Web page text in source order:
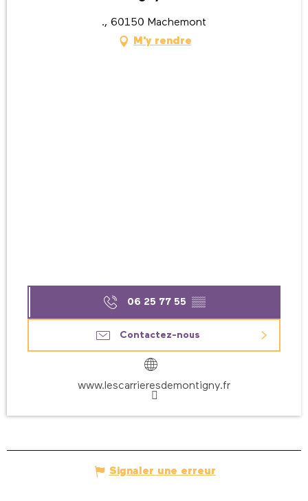
., 60150 Machemont
M'y rendre
06 25 77 55 ▒▒
Contactez-nous
www.lescarrieresdemontigny.fr
Signaler une erreur